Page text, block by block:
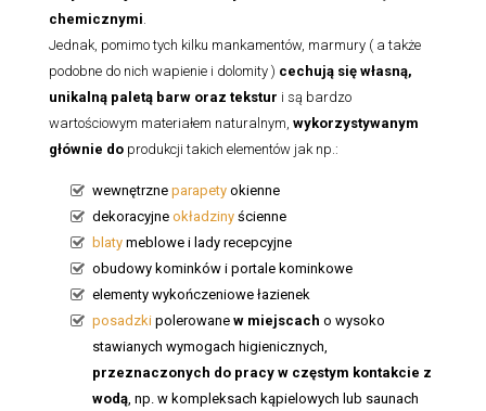
chemicznymi
Jednak, pomimo tych kilku mankamentów, marmury ( a także
podobne do nich wapienie i dolomity ) cechują się własną,
unikalną paletą barw oraz tekstur i są bardzo
wartościowym materiałem naturalnym, wykorzystywanym
głównie do produkcji takich elementów jak np.:
wewnętrzne parapety okienne
dekoracyjne okładziny ścienne
blaty meblowe i lady recepcyjne
obudowy kominków i portale kominkowe
elementy wykończeniowe łazienek
posadzki polerowane w miejscach o wysoko
stawianych wymogach higienicznych,
przeznaczonych do pracy w częstym kontakcie z
wodą , np. w kompleksach kąpielowych lub saunach